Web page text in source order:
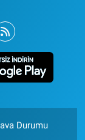
Durumu